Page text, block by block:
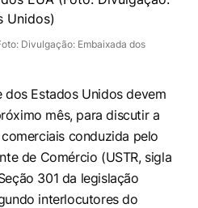
Divulgação: Embaixada dos
Estados Unidos devem
mês, para discutir a
conduzida pelo
de Comércio (USTR, sigla
301 da legislação
interlocutores do